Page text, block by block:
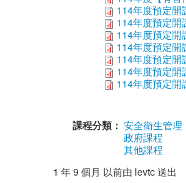
114年度預定開
114年度預定開
114年度預定開
114年度預定開
114年度預定開
114年度預定開
114年度預定開
課程分類： 安全衛生管理
政府課程
其他課程
1 年 9 個月 以前由 levtc送出